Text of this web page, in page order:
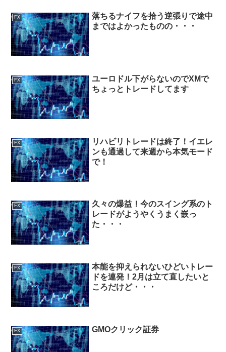
FX
落ちるナイフを拾う逆張りで途中
まではよかったものの・・・
FX
ユーロドル下がらないのでXMで
ちょっとトレードしてます
FX
リハビリトレードは終了！イエレ
ンも通過して来週から本気モード
で！
FX
久々の爆益！今のスイング系のト
レードがようやくうまく嵌っ
た・・・
FX
本能を抑えられないひどいトレー
ドを連発！2月は立て直したいと
ころだけど・・・
FX GMOクリック証券